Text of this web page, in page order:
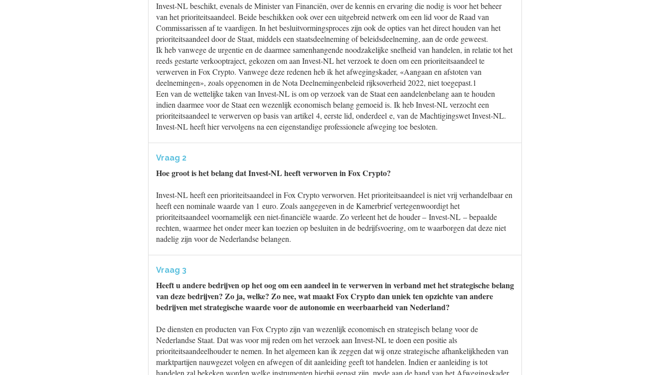
Invest-NL beschikt, evenals de Minister van Financiën, over de kennis en ervaring die nodig is voor het beheer
van het prioriteitsaandeel. Beide beschikken ook over een uitgebreid netwerk om een lid voor de Raad van
Commissarissen af te vaardigen. In het besluitvormingsproces zijn ook de opties van het direct houden van het
prioriteitsaandeel door de Staat, middels een staatsdeelneming of beleidsdeelneming, aan de orde geweest.
Ik heb vanwege de urgentie en de daarmee samenhangende noodzakelijke snelheid van handelen, in relatie tot het
reeds gestarte verkooptraject, gekozen om aan Invest-NL het verzoek te doen om een prioriteitsaandeel te
verwerven in Fox Crypto. Vanwege deze redenen heb ik het afwegingskader, «Aangaan en afstoten van
deelnemingen», zoals opgenomen in de Nota Deelnemingenbeleid rijksoverheid 2022, niet toegepast.1
Een van de wettelijke taken van Invest-NL is om op verzoek van de Staat een aandelenbelang aan te houden
indien daarmee voor de Staat een wezenlijk economisch belang gemoeid is. Ik heb Invest-NL verzocht een
prioriteitsaandeel te verwerven op basis van artikel 4, eerste lid, onderdeel e, van de Machtigingswet Invest-NL.
Invest-NL heeft hier vervolgens na een eigenstandige professionele afweging toe besloten.
Vraag 2
Hoe groot is het belang dat Invest-NL heeft verworven in Fox Crypto?
Invest-NL heeft een prioriteitsaandeel in Fox Crypto verworven. Het prioriteitsaandeel is niet vrij verhandelbaar en
heeft een nominale waarde van 1 euro. Zoals aangegeven in de Kamerbrief vertegenwoordigt het
prioriteitsaandeel voornamelijk een niet-financiële waarde. Zo verleent het de houder – Invest-NL – bepaalde
rechten, waarmee het onder meer kan toezien op besluiten in de bedrijfsvoering, om te waarborgen dat deze niet
nadelig zijn voor de Nederlandse belangen.
Vraag 3
Heeft u andere bedrijven op het oog om een aandeel in te verwerven in verband met het strategische belang
van deze bedrijven? Zo ja, welke? Zo nee, wat maakt Fox Crypto dan uniek ten opzichte van andere
bedrijven met strategische waarde voor de autonomie en weerbaarheid van Nederland?
De diensten en producten van Fox Crypto zijn van wezenlijk economisch en strategisch belang voor de
Nederlandse Staat. Dat was voor mij reden om het verzoek aan Invest-NL te doen een positie als
prioriteitsaandeelhouder te nemen. In het algemeen kan ik zeggen dat wij onze strategische afhankelijkheden van
marktpartijen nauwgezet volgen en afwegen of dit aanleiding geeft tot handelen. Indien er aanleiding is tot
handelen zal bekeken worden welke instrumenten hierbij gepast zijn, mede aan de hand van het Afwegingskader